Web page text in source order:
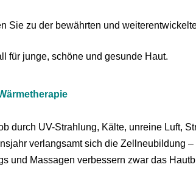
Sie zu der bewährten und
für junge, schöne und gesunde Haut.
durch UV-Strahlung, Kälte, unreine Luft,
verlangsamt sich die Zellneubildung
und Massagen verbessern zwar das